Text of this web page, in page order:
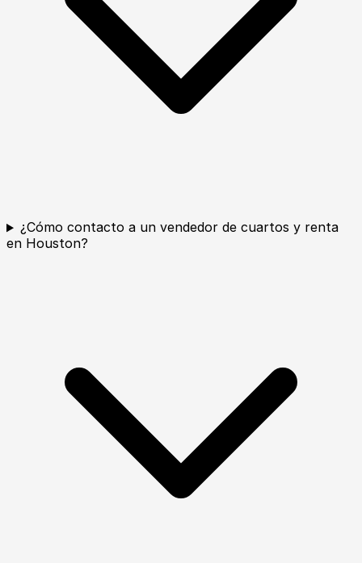
¿Cómo contacto a un vendedor de cuartos y renta
en Houston?